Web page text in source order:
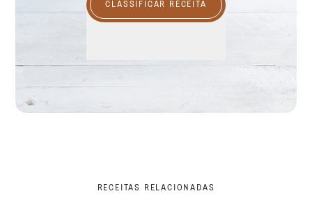
CLASSIFICAR RECEITA
RECEITAS RELACIONADAS